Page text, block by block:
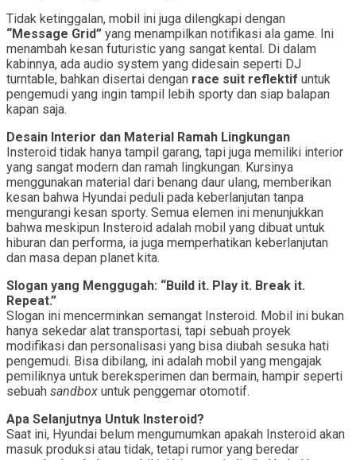
Tidak ketinggalan, mobil ini juga dilengkapi dengan
“Message Grid” yang menampilkan notifikasi ala game. Ini
menambah kesan futuristic yang sangat kental. Di dalam
kabinnya, ada audio system yang didesain seperti DJ
turntable, bahkan disertai dengan race suit reflektif untuk
pengemudi yang ingin tampil lebih sporty dan siap balapan
kapan saja.
Desain Interior dan Material Ramah Lingkungan
Insteroid tidak hanya tampil garang, tapi juga memiliki interior
yang sangat modern dan ramah lingkungan. Kursinya
menggunakan material dari benang daur ulang, memberikan
kesan bahwa Hyundai peduli pada keberlanjutan tanpa
mengurangi kesan sporty. Semua elemen ini menunjukkan
bahwa meskipun Insteroid adalah mobil yang dibuat untuk
hiburan dan performa, ia juga memperhatikan keberlanjutan
dan masa depan planet kita.
Slogan yang Menggugah: “Build it. Play it. Break it.
Repeat.”
Slogan ini mencerminkan semangat Insteroid. Mobil ini bukan
hanya sekedar alat transportasi, tapi sebuah proyek
modifikasi dan personalisasi yang bisa diubah sesuka hati
pengemudi. Bisa dibilang, ini adalah mobil yang mengajak
pemiliknya untuk bereksperimen dan bermain, hampir seperti
sebuah sandbox untuk penggemar otomotif.
Apa Selanjutnya Untuk Insteroid?
Saat ini, Hyundai belum mengumumkan apakah Insteroid akan
masuk produksi atau tidak, tetapi rumor yang beredar